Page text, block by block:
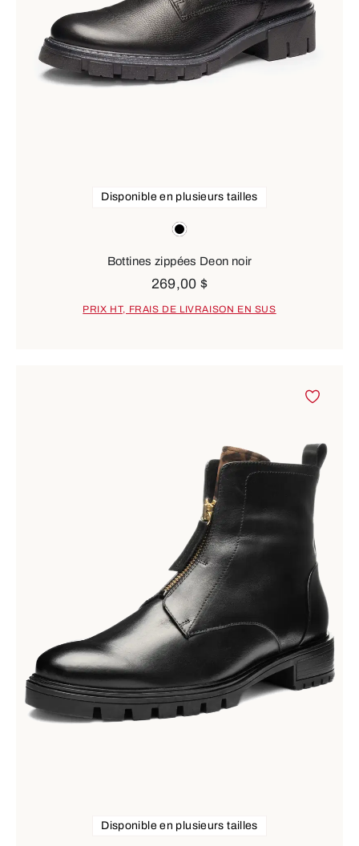
noir
Disponible en plusieurs tailles
Bottines zippées Deon noir
269,00 $
PRIX HT, FRAIS DE LIVRAISON EN SUS
Disponible en plusieurs tailles